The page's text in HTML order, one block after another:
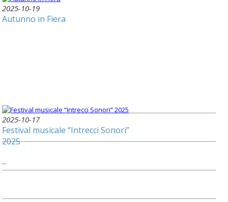
2025-10-19
Autunno in Fiera
2025-10-17
Festival musicale “Intrecci Sonori”
2025
...